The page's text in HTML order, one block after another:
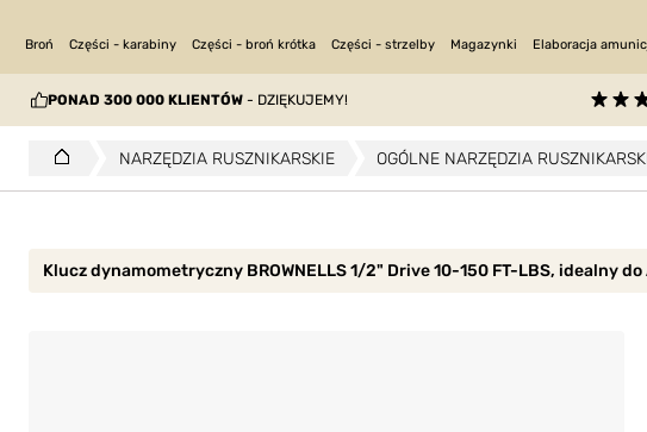
Broń Części - karabiny Części - broń krótka Części - strzelby Magazynki Elaboracja
PONAD 300 000 KLIENTÓW - DZIĘKUJEMY!
NARZĘDZIA RUSZNIKARSKIE OGÓLNE NARZĘDZIA
Klucz dynamometryczny BROWNELLS 1/2" Drive 10-150 FT-LBS,